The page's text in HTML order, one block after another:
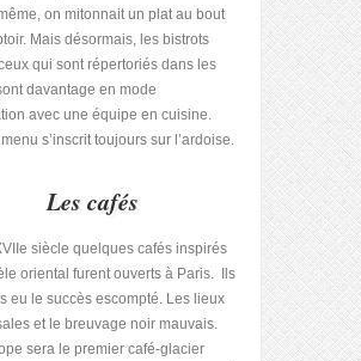
on mitonnait un plat au bout
Mais désormais, les bistrots
qui sont répertoriés dans les
davantage en mode
avec une équipe en cuisine.
s’inscrit toujours sur l’ardoise.
Les cafés
e siècle quelques cafés inspirés
oriental furent ouverts à Paris. Ils
eu le succès escompté. Les lieux
et le breuvage noir mauvais.
sera le premier café-glacier